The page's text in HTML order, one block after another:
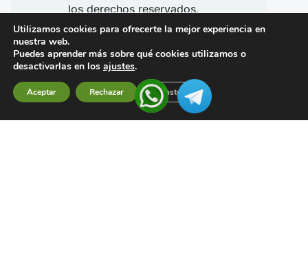
los derechos reservados.
Síguenos en redes:
Utilizamos cookies para ofrecerte la mejor experiencia en
nuestra web.
Puedes aprender más sobre qué cookies utilizamos o
desactivarlas en los ajustes.
Aceptar Rechazar Ajustes